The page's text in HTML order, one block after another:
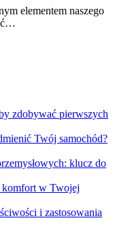
elementem naszego
zdobywać pierwszych
Twój samochód?
klucz do
komfort w Twojej
i zastosowania